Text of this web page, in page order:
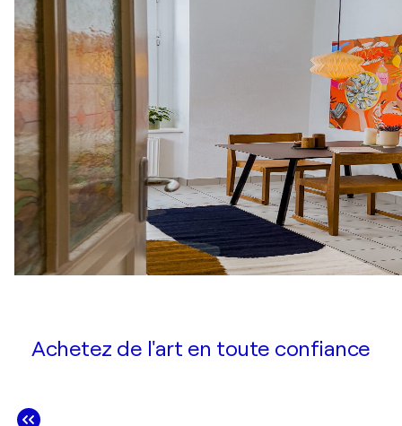
Achetez de l'art en toute confiance